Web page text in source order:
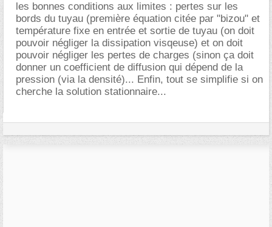
les bonnes conditions aux limites : pertes sur les
bords du tuyau (première équation citée par "bizou" et
température fixe en entrée et sortie de tuyau (on doit
pouvoir négliger la dissipation visqeuse) et on doit
pouvoir négliger les pertes de charges (sinon ça doit
donner un coefficient de diffusion qui dépend de la
pression (via la densité)... Enfin, tout se simplifie si on
cherche la solution stationnaire...